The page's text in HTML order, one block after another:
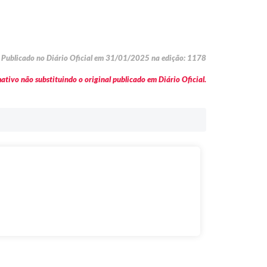
Publicado no Diário Oficial em 31/01/2025 na edição: 1178
não substituindo o original publicado em Diário Oficial.